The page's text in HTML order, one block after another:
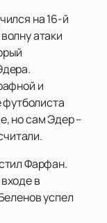
на 16-й
атаки
и
футболиста
но сам Эдер –
Фарфан.
в
успел